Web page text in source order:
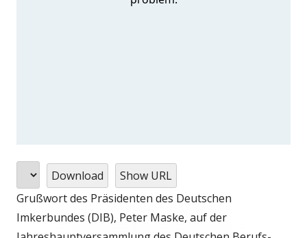
Download
Show URL
Grußwort des Präsidenten des Deutschen
Imkerbundes (DIB), Peter Maske, auf der